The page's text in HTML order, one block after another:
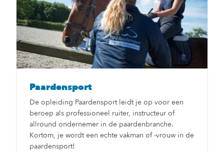
Paardensport
De opleiding Paardensport leidt je op voor een
beroep als professioneel ruiter, instructeur of
allround ondernemer in de paardenbranche.
Kortom, je wordt een echte vakman of -vrouw in de
paardensport!